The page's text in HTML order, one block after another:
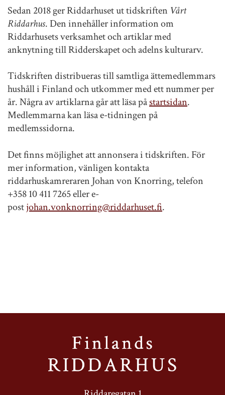
Sedan 2018 ger Riddarhuset ut tidskriften Vårt
Riddarhus. Den innehåller information om
Riddarhusets verksamhet och artiklar med
anknytning till Ridderskapet och adelns kulturarv.
Tidskriften distribueras till samtliga ättemedlemmars
hushåll i Finland och utkommer med ett nummer per
år. Några av artiklarna går att läsa påstartsidan.
Medlemmarna kan läsa e-tidningen på
medlemssidorna.
Det finns möjlighet att annonsera i tidskriften. För
mer information, vänligen kontakta
riddarhuskamreraren Johan von Knorring, telefon
+358 10 411 7265 eller e-
postjohan.vonknorring@riddarhuset.fi.